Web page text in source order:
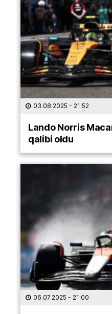
03.08.2025 - 21:52
Lando Norris
qalibi oldu
06.07.2025 - 21:00